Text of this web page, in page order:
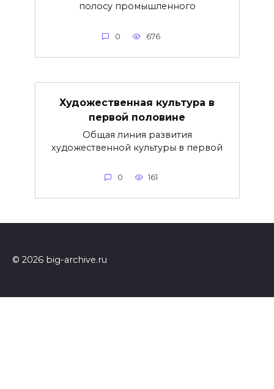
полосу промышленного
0 676
Художественная культура в
первой половине
Общая линия развития
художественной культуры в первой
0 161
© 2026 big-archive.ru